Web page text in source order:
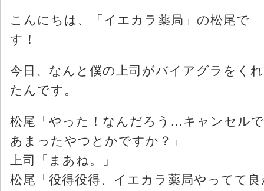
こんにちは、「イエカラ薬局」の松尾で
す！
今日、なんと僕の上司がバイアグラをくれ
たんです。
松尾「やった！なんだろう…キャンセルで
あまったやつとかですか？」
上司「まあね。」
松尾「役得役得、イエカラ薬局やってて良